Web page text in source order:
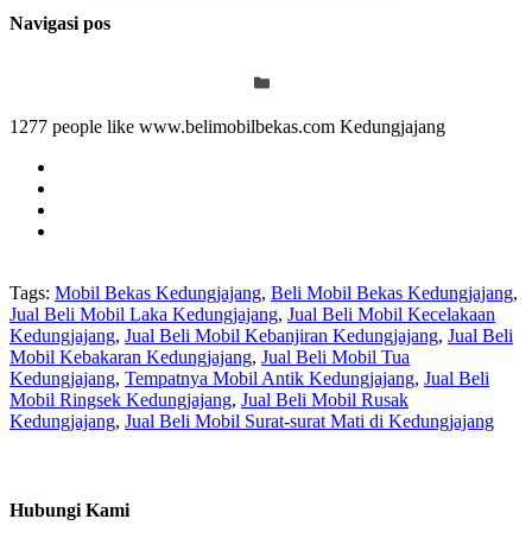
Navigasi pos
1277 people like www.belimobilbekas.com Kedungjajang
Tags: Mobil Bekas Kedungjajang, Beli Mobil Bekas Kedungjajang,
Jual Beli Mobil Laka Kedungjajang, Jual Beli Mobil Kecelakaan
Kedungjajang, Jual Beli Mobil Kebanjiran Kedungjajang, Jual Beli
Mobil Kebakaran Kedungjajang, Jual Beli Mobil Tua
Kedungjajang, Tempatnya Mobil Antik Kedungjajang, Jual Beli
Mobil Ringsek Kedungjajang, Jual Beli Mobil Rusak
Kedungjajang, Jual Beli Mobil Surat-surat Mati di Kedungjajang
Hubungi Kami